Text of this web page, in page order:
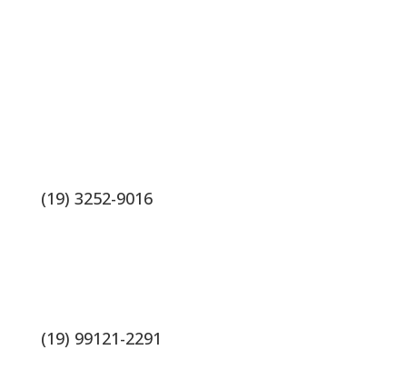
(19) 3252-9016
(19) 99121-2291